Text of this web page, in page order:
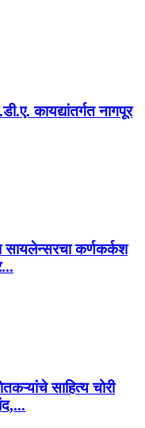
कायद्यांतर्गत नागपूर
सायलेन्सरचा कर्णकर्कश
साहित्य चोरी